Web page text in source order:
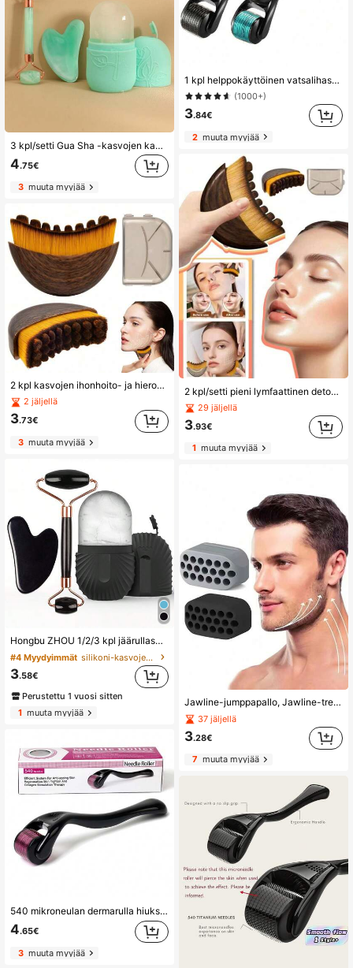
3 kpl/setti Gua Sha -kasvojen kauneudenhoito- ja hierontajääpakkausmuottisetti, rullahierontalaite, vartalon kaavin, vihreä työkalusetti, vartalon kuorinta ja kasvojen kohottava hieronta
4.75€
3muuta myyjää
2 kpl kasvojen ihonhoito- ja hierontasetti – lymfaattinen Contour-kasvoharja, ruostumattomasta teräksestä valmistettu sydämenmuotoinen Gua Sha -levy, kuivaharja kasvoille, leualle ja leukalinjan muotoiluun, lymfaattinen detox-hieronta
2 jäljellä
3.73€
3muuta myyjää
Hongbu ZHOU 1/2/3 kpl jäärullasetti - Kasvojen ihonhoitojäärulla, Kasvojen hierontarullatyökalu, Silikoninen jäärulla, Kasvojen Gua Sha -rullasetti, Rullahierontalaitteella, Kasvojen ja silmien hierontatyökalu, Kasvojen muodonhoidon hierontatyökalu, Sopii silmille, kaulalle ja kasvoille, Jäärullan muotti, Jääkuutioihonhoitotyökalu, Kesäiset jäähierontatuotteet, Toimistotarvikkeet, Opiskelutarvikkeet, Matkatarvikkeet
#4 Myydyimmät silikoni-kasvojen hierontatyökaluissa
3.58€
Perustettu 1 vuosi sitten
1muuta myyjää
540 mikroneulan dermarulla hiuksille, paralle ja kasvojen iholle, neulan halkaisija 0,2 mm–3 mm, sopii kasvoille, vartalolle ja päänahalle, titaaninen mikroneularulla hiusten ja parran hoitoon, ihonhoitoon, kauneudenhoitoon, kylpylään, itsenhoitoon, ihonhoitotyökaluihin, kasvojen hoitoon, kosmetologin tarvikkeisiin, hierontaan, kasvojen hierontatyökaluihin ja kasvorulliin
4.65€
3muuta myyjää
1 kpl helppokäyttöinen vatsalihasten hierontarulla, uudelleenkäytettävä ihonmuokkaustyökalu kasvojen, parran, hiusten ja päänahan hoitoon, itsehoitoon tarkoitetut lahjatyökalut retkeilyyn, kauneuteen, ihonhoitotuotteisiin, kylpylään, itsehoitoon, ihonhoitotyökaluihin, kasvojenhoitoon, esteettisten tarvikkeisiin, hierontaan, kasvohierontatyökaluun, kasvorullaraan
(1000+)
3.84€
2muuta myyjää
2 kpl/setti pieni lymfaattinen detox-kasvoharja, lymfaattinen detox-hierontalaite, pehmeä kuivaharja kasvojen kauneudenhoitoon, sopii leukalinjalle, ergonominen muotoilu, tarkka istuvuus iholle, lievittää väsymystä
29 jäljellä
3.93€
1muuta myyjää
Jawline-jumppapallo, Jawline-treenilaite, Pureskeluharjoittelulaite, Kasvojen kuntoilupallo, Kuntoilutarvikkeet, Treeni, Kuntosali, Kotiliikunta, Kuntoiluvälineet, Kotikuntoilu
37 jäljellä
3.28€
7 muuta myyjää